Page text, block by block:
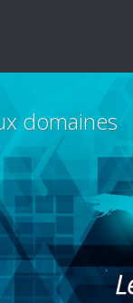
domaines